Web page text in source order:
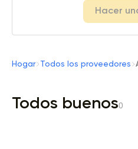
Hacer
Hogar Todos los proveedores
Todos buenos0